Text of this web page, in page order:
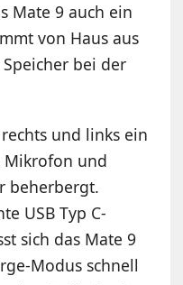
Mate 9 auch ein
von Haus aus
bei der
und links ein
Mikrofon und
beherbergt.
USB Typ C-
sich das Mate 9
Modus schnell